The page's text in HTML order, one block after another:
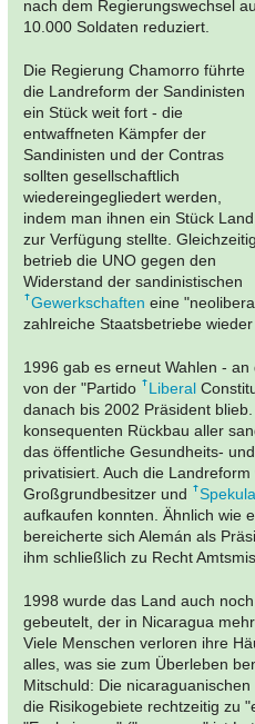
nach dem Regierungswechsel
10.000 Soldaten reduziert.
Die Regierung Chamorro führte
die Landreform der Sandinisten
ein Stück weit fort - die
entwaffneten Kämpfer der
Sandinisten und der Contras
sollten gesellschaftlich
wiedereingegliedert werden,
indem man ihnen ein Stück Land
zur Verfügung stellte. Gleichzeitig
betrieb die UNO gegen den
Widerstand der sandinistischen
Gewerkschaften eine
zahlreiche Staatsbetriebe
1996 gab es erneut Wahlen -
von der "Partido
Liberal
danach bis 2002 Präsident
konsequenten Rückbau aller
das öffentliche Gesundheits-
privatisiert. Auch die
Großgrundbesitzer und
aufkaufen konnten. Ähnlich wie
bereicherte sich Alemán als
ihm schließlich zu Recht
1998 wurde das Land auch
gebeutelt, der in Nicaragua
Viele Menschen verloren ihre
alles, was sie zum Überleben
Mitschuld: Die
die Risikogebiete rechtzeitig zu